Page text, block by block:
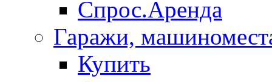
Спрос.Аренда
Гаражи,
Купить